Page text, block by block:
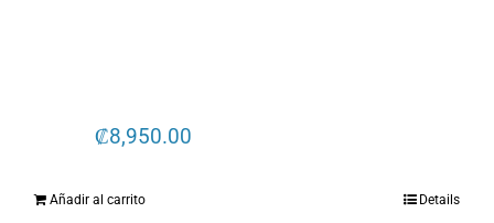
₡8,950.00
Añadir al carrito Details